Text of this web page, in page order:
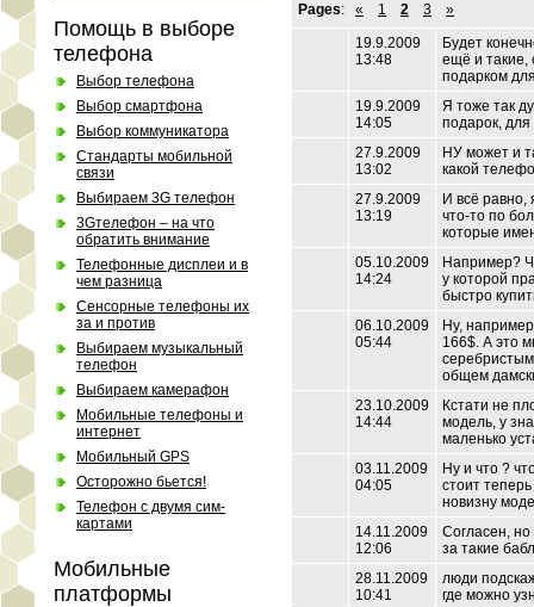
Помощь в выборе
телефона
Выбор телефона
Выбор смартфона
Выбор коммуникатора
Стандарты мобильной
связи
Выбираем 3G телефон
3Gтелефон – на что
обратить внимание
Телефонные дисплеи и в
чем разница
Сенсорные телефоны их
за и против
Выбираем музыкальный
телефон
Выбираем камерафон
Мобильные телефоны и
интернет
Мобильный GPS
Осторожно бьется!
Телефон с двумя сим-
картами
Мобильные
платформы
Pages: « 1 2 3
»
19.9.2009
13:48
Будет
ещё и такие,
подарком
19.9.2009
14:05
Я тоже так
подарок, для
27.9.2009
13:02
НУ может и
какой
27.9.2009
13:19
И всё
что-то по
которые
05.10.2009
14:24
Например?
у которой
быстро
06.10.2009
05:44
Ну,
166$. А это
общем
23.10.2009
14:44
Кстати не
модель, у
маленько
03.11.2009
04:05
Ну и что ?
стоит
новизну
14.11.2009
12:06
Согласен, но
за такие
28.11.2009
10:41
люди
где можно